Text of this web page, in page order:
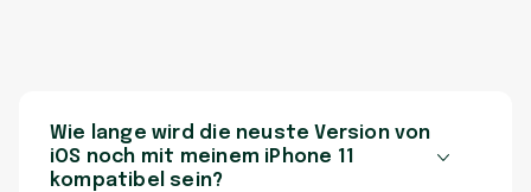
Wie lange wird die neuste Version von
iOS noch mit meinem iPhone 11
kompatibel sein?